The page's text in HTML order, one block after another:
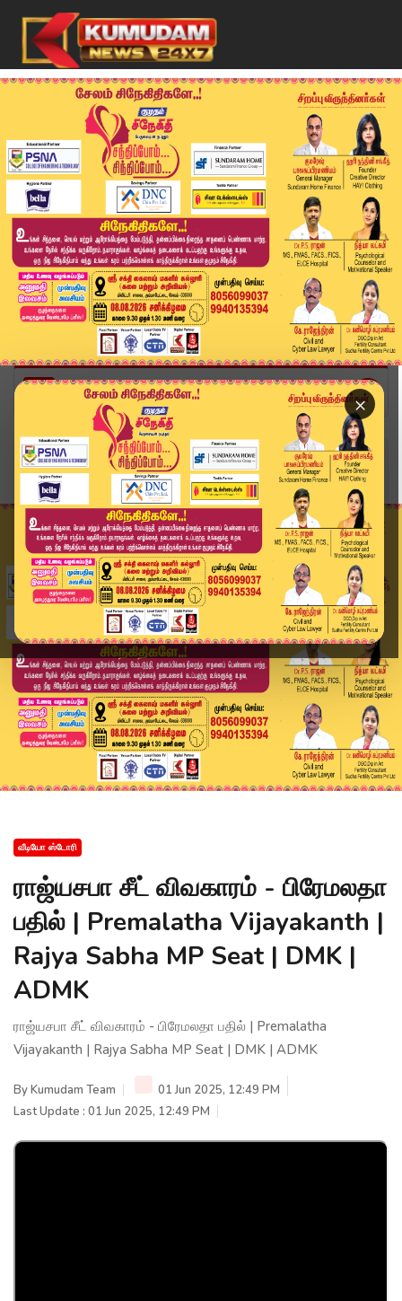
×
Home
வீடியோ ஸ்டோரி
ராஜ்யசபா சீட் விவகாரம் - பிரேமலதா பதில் | Prema...
வீடியோ ஸ்டோரி
ராஜ்யசபா சீட் விவகாரம் - பிரேமலதா
பதில் | Premalatha Vijayakanth |
Rajya Sabha MP Seat | DMK |
ADMK
ராஜ்யசபா சீட் விவகாரம் - பிரேமலதா பதில் | Premalatha
Vijayakanth | Rajya Sabha MP Seat | DMK | ADMK
ByKumudam Team
01 Jun 2025, 12:49 PM
Last Update : 01 Jun 2025, 12:49 PM